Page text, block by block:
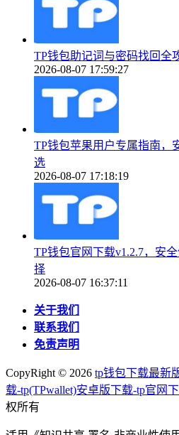
TP钱包助记词与密码找回全
2026-08-07 17:59:27
TP钱包苹果用户专属指南，
选
2026-08-07 17:18:19
TP钱包官网下载v1.2.7，安
择
2026-08-07 16:37:11
关于我们
联系我们
免责声明
CopyRight © 2026 tp钱包下载最新
载-tp(TPwallet)安卓版下载-tp官网
权所有